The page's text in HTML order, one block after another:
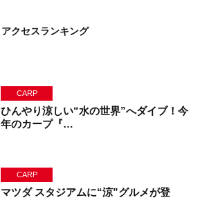
アクセスランキング
CARP
ひんやり涼しい“水の世界”へダイブ！今
年のカープ『…
CARP
マツダ スタジアムに“涼”グルメが登